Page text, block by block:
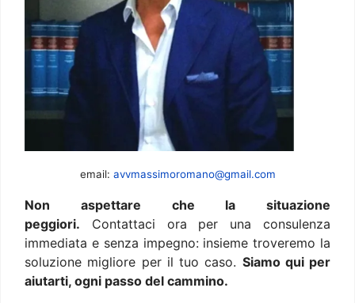
email: avvmassimoromano@gmail.com
Non aspettare che la situazione
peggiori. Contattaci ora per una consulenza
immediata e senza impegno: insieme troveremo la
soluzione migliore per il tuo caso. Siamo qui per
aiutarti, ogni passo del cammino.